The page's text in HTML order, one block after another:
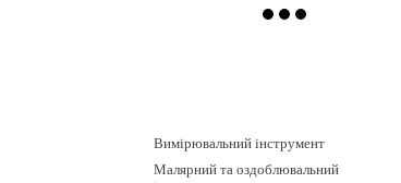
Вимірювальний інструмент
Малярний та оздоблювальний